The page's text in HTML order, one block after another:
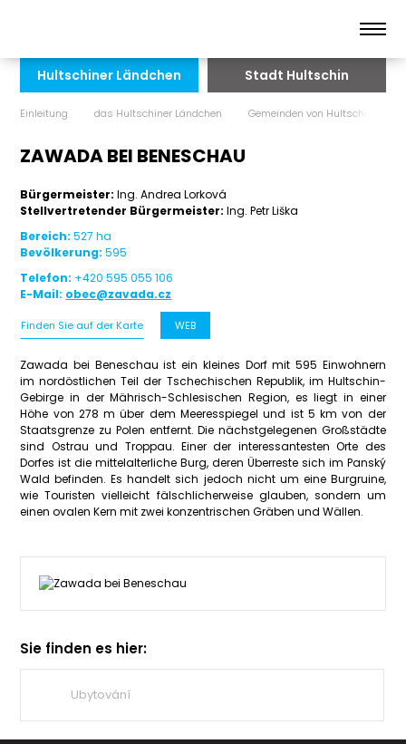
Hultschiner Ländchen Stadt Hultschin
Einleitung das Hultschiner Ländchen Gemeinden von Hultschin
ZAWADA BEI BENESCHAU
Bürgermeister:Ing. Andrea Lorková
Stellvertretender Bürgermeister:Ing. Petr Liška
Bereich:527 ha
Bevölkerung:595
Telefon: +420 595 055 106
E-Mail: obec@zavada.cz
Finden Sie auf der Karte WEB
Zawada bei Beneschau ist ein kleines Dorf mit 595 Einwohnern
im nordöstlichen Teil der Tschechischen Republik, im Hultschin-
Gebirge in der Mährisch-Schlesischen Region, es liegt in einer
Höhe von 278 m über dem Meeresspiegel und ist 5 km von der
Staatsgrenze zu Polen entfernt. Die nächstgelegenen Großstädte
sind Ostrau und Troppau. Einer der interessantesten Orte des
Dorfes ist die mittelalterliche Burg, deren Überreste sich im Panský
Wald befinden. Es handelt sich jedoch nicht um eine Burgruine,
wie Touristen vielleicht fälschlicherweise glauben, sondern um
einen ovalen Kern mit zwei konzentrischen Gräben und Wällen.
Sie finden es hier:
Ubytování